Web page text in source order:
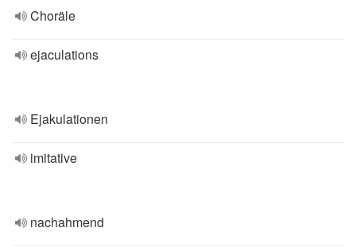
Choräle
ejaculations
Ejakulationen
imitative
nachahmend